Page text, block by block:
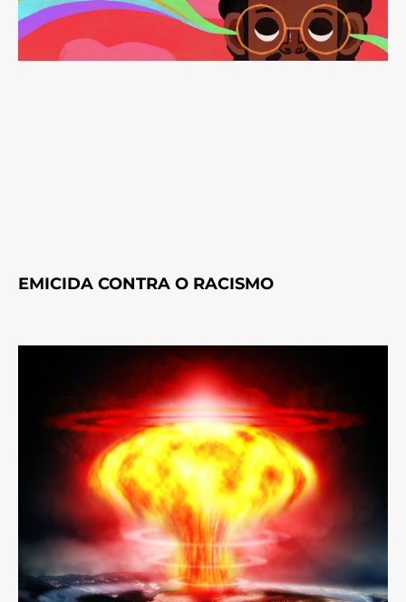
EMICIDA CONTRA O RACISMO